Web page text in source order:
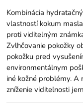
Kombinácia
vlastností kokum
proti viditeľným
Zvlhčovanie pokožky
pokožku pred
environmentálnym
iné kožné problémy. A
zníženie viditeľnosti